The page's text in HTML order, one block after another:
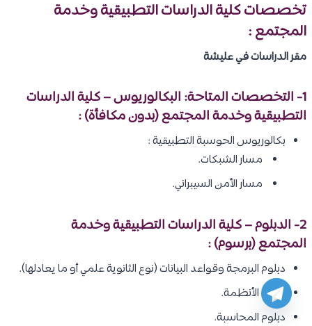
تخصصات كلية الدراسات التطبيقية وخدمة
المجتمع :
مقر الدراسات في عليشة
1- التخصصات المتاحة: البكالوريوس – كلية الدراسات
التطبيقية وخدمة المجتمع (بدون مكافأة) :
بكالوريوس الحوسبة التطبيقية :
مسار الشبكات.
مسار الأمن السيبراني.
2- الدبلوم – كلية الدراسات التطبيقية وخدمة
المجتمع (برسوم) :
دبلوم البرمجة وقواعد البيانات (نوع الثانوية علمي أو ما يعادلها).
دبلوم الأنظمة.
دبلوم المحاسبة.